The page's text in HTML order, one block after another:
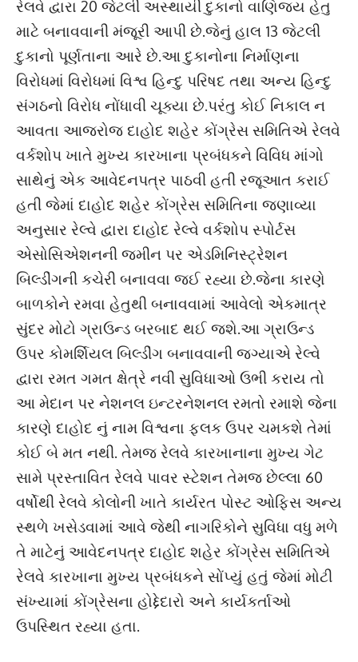
રેલવે દ્વારા 20 જેટલી અસ્થાયી દુકાનો વાણિજ્ય હેતુ
માટે બનાવવાની મંજૂરી આપી છે.જેનું હાલ 13 જેટલી
દુકાનો પૂર્ણતાના આરે છે.આ દુકાનોના નિર્માણના
વિરોધમાં વિરોધમાં વિશ્વ હિન્દુ પરિષદ તથા અન્ય હિન્દુ
સંગઠનો વિરોધ નોંધાવી ચૂક્યા છે.પરંતુ કોઈ નિકાલ ન
આવતા આજરોજ દાહોદ શહેર કોંગ્રેસ સમિતિએ રેલવે
વર્કશોપ ખાતે મુખ્ય કારખાના પ્રબંધકને વિવિધ માંગો
સાથેનું એક આવેદનપત્ર પાઠવી હતી રજૂઆત કરાઈ
હતી જેમાં દાહોદ શહેર કોંગ્રેસ સમિતિના જણાવ્યા
અનુસાર રેલ્વે દ્વારા દાહોદ રેલ્વે વર્કશોપ સ્પોર્ટસ
એસોસિએશનની જમીન પર એડમિનિસ્ટ્રેશન
બિલ્ડીંગની કચેરી બનાવવા જઈ રહ્યા છે.જેના કારણે
બાળકોને રમવા હેતુથી બનાવવામાં આવેલો એકમાત્ર
સુંદર મોટો ગ્રાઉન્ડ બરબાદ થઈ જશે.આ ગ્રાઉન્ડ
ઉપર કોમર્શિયલ બિલ્ડીંગ બનાવવાની જગ્યાએ રેલ્વે
દ્વારા રમત ગમત ક્ષેત્રે નવી સુવિધાઓ ઉભી કરાય તો
આ મેદાન પર નેશનલ ઇન્ટરનેશનલ રમતો રમાશે જેના
કારણે દાહોદ નું નામ વિશ્વના ફલક ઉપર ચમકશે તેમાં
કોઈ બે મત નથી. તેમજ રેલવે કારખાનાના મુખ્ય ગેટ
સામે પ્રસ્તાવિત રેલવે પાવર સ્ટેશન તેમજ છેલ્લા 60
વર્ષોથી રેલવે કોલોની ખાતે કાર્યરત પોસ્ટ ઓફિસ અન્ય
સ્થળે ખસેડવામાં આવે જેથી નાગરિકોને સુવિધા વધુ મળે
તે માટેનું આવેદનપત્ર દાહોદ શહેર કોંગ્રેસ સમિતિએ
રેલવે કારખાના મુખ્ય પ્રબંધકને સોંપ્યું હતું જેમાં મોટી
સંખ્યામાં કોંગ્રેસના હોદ્દેદારો અને કાર્યકર્તાઓ
ઉપસ્થિત રહ્યા હતા.